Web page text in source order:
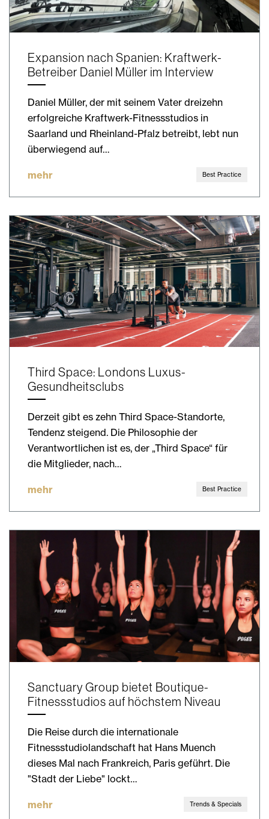
Expansion nach Spanien: Kraftwerk-
Betreiber Daniel Müller im Interview
Daniel Müller, der mit seinem Vater dreizehn
erfolgreiche Kraftwerk-Fitnessstudios in
Saarland und Rheinland-Pfalz betreibt, lebt nun
überwiegend auf…
mehr Best Practice
Third Space: Londons Luxus-
Gesundheitsclubs
Derzeit gibt es zehn Third Space-Standorte,
Tendenz steigend. Die Philosophie der
Verantwortlichen ist es, der „Third Space“ für
die Mitglieder, nach…
mehr Best Practice
Sanctuary Group bietet Boutique-
Fitnessstudios auf höchstem Niveau
Die Reise durch die internationale
Fitnessstudiolandschaft hat Hans Muench
dieses Mal nach Frankreich, Paris geführt. Die
"Stadt der Liebe" lockt…
mehr Trends & Specials